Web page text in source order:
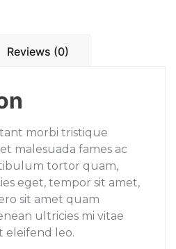
Reviews (0)
morbi tristique
malesuada fames ac
tortor quam,
eget, tempor sit amet,
sit amet quam
ultricies mi vitae
eleifend leo.